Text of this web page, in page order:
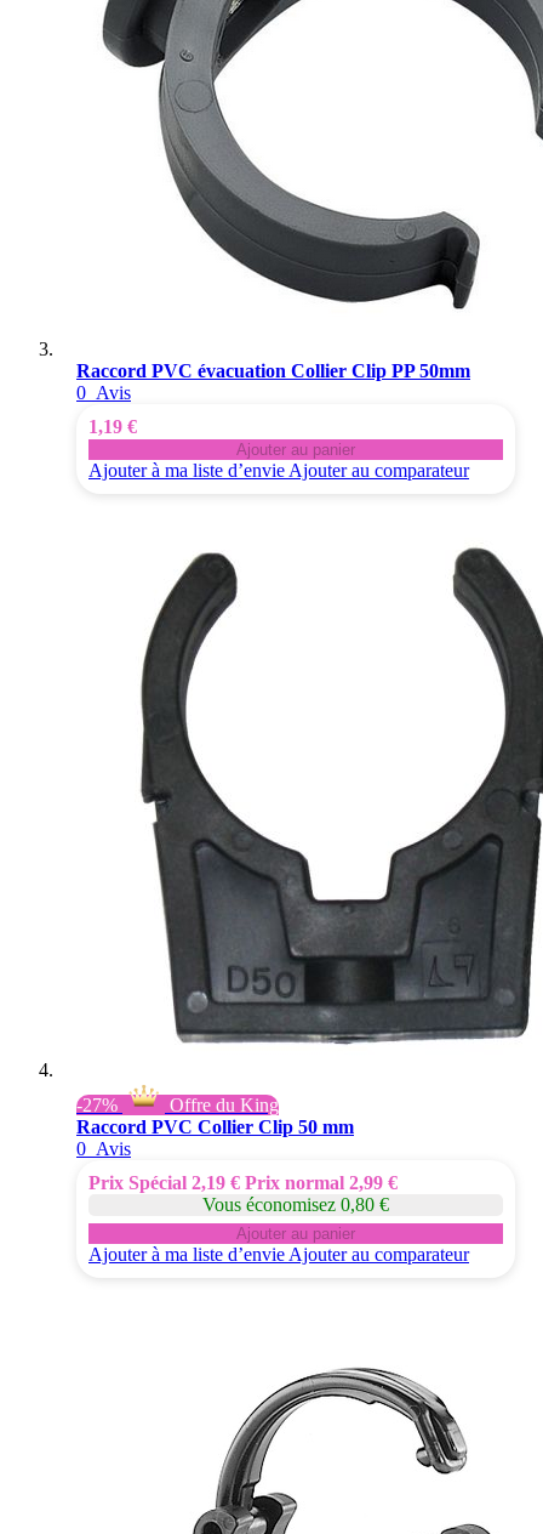
Raccord PVC évacuation Collier Clip PP 50mm
0 Avis
1,19 €
Ajouter au panier
Ajouter à ma liste d’envie Ajouter au comparateur
-27%
Offre du King
Raccord PVC Collier Clip 50 mm
0 Avis
Prix Spécial 2,19 € Prix normal 2,99 €
Vous économisez 0,80 €
Ajouter au panier
Ajouter à ma liste d’envie Ajouter au comparateur